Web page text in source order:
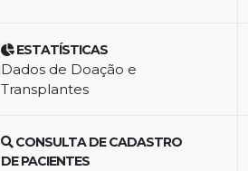
ESTATÍSTICAS
Dados de Doação e
Transplantes
CONSULTA DE CADASTRO
DE PACIENTES